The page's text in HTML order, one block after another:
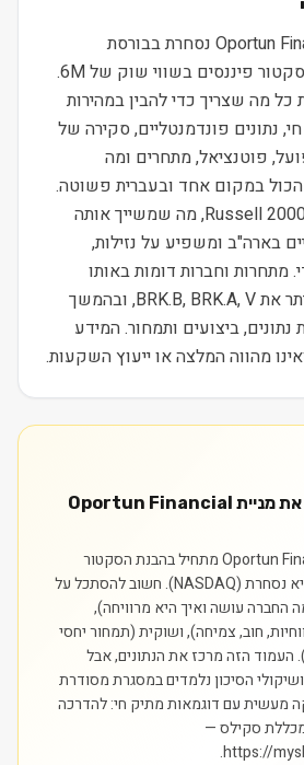
Oportun Financial Corp (OPRT) נסחרת בבורסת
NASDAQ ופועלת בסקטור פיננסים בשווי שוק של 6M.
כל מה שצריך כדי להבין במהירות
נתונים פונדמנטליים, סקירה של
פוטנציאל, מתחרים ומה
הכול במקום אחד ובעברית פשוטה.
המניה נכללת במדד Russell 2000, מה שמשייך אותה
בארה"ב ומשפיע על נזילות,
מתחרות וחברות דומות באותו
סקטור כוללות בין היתר את BRK.B, BRK.A, V, ובהמשך
ביצועים ותמחור. המידע
מהווה המלצה או ייעוץ השקעות.
איך לומדים ומנתחים את מניית Oportun Financial
ניתוח מניית Oportun Financial Corp מתחיל בהבנת הסקטור
(פיננסים) והבורסה בה היא נסחרת (NASDAQ). חשוב להסתכל על
עושה ואיך היא מרוויחה),
חוב, צמיחה), ושוקית (תמחור יחסי
העמוד הזה מרכז את הנתונים, אבל
הסיכון נלמדים במסגרת מסודרת
מעשית עם דוגמאות מתיק חי: להדרכה
דקות במכללת סקילס —
https://